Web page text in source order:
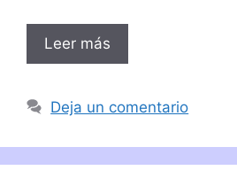
Leer más
Deja un comentario